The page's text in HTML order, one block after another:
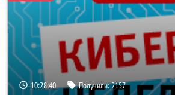
10:28:37 Получили:2157